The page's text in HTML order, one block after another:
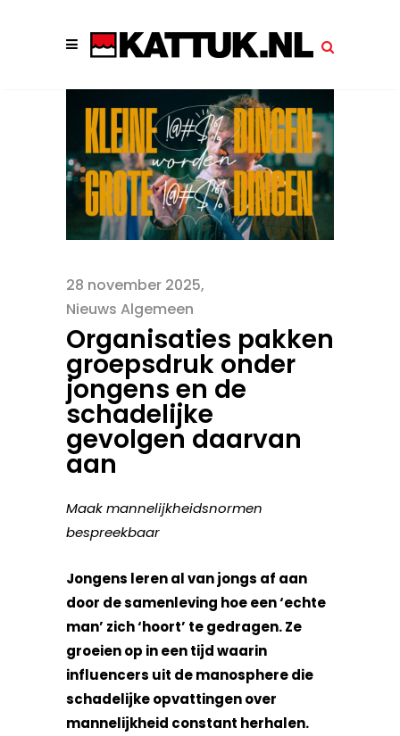
28 november 2025
Nieuws Algemeen
Organisaties pakken
groepsdruk onder
jongens en de
schadelijke
gevolgen daarvan
aan
Maak mannelijkheidsnormen
bespreekbaar
Jongens leren al van jongs af aan
door de samenleving hoe een ‘echte
man’ zich ‘hoort’ te gedragen. Ze
groeien op in een tijd waarin
influencers uit de manosphere die
schadelijke opvattingen over
mannelijkheid constant herhalen.